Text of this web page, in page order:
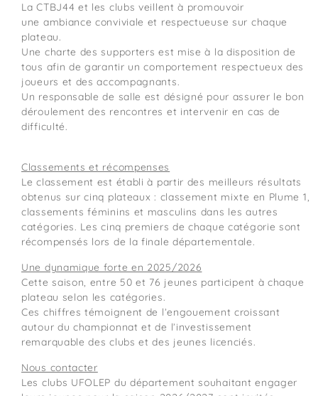
La CTBJ44 et les clubs veillent à promouvoir
une ambiance conviviale et respectueuse sur chaque
plateau.
Une charte des supporters est mise à la disposition de
tous afin de garantir un comportement respectueux des
joueurs et des accompagnants.
Un responsable de salle est désigné pour assurer le bon
déroulement des rencontres et intervenir en cas de
difficulté.
Classements et récompenses
Le classement est établi à partir des meilleurs résultats
obtenus sur cinq plateaux : classement mixte en Plume 1,
classements féminins et masculins dans les autres
catégories. Les cinq premiers de chaque catégorie sont
récompensés lors de la finale départementale.
Une dynamique forte en 2025/2026
Cette saison, entre 50 et 76 jeunes participent à chaque
plateau selon les catégories.
Ces chiffres témoignent de l’engouement croissant
autour du championnat et de l’investissement
remarquable des clubs et des jeunes licenciés.
Nous contacter
Les clubs UFOLEP du département souhaitant engager